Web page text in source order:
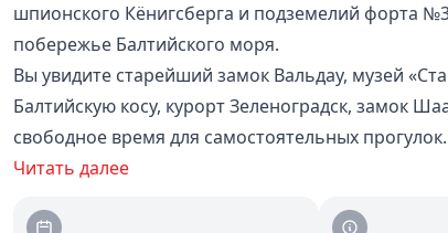
шпионского Кёнигсберга и подземелий форта
побережье Балтийского моря.
Вы увидите старейший замок Вальдау, музей
Балтийскую косу, курорт Зеленоградск, замок
свободное время для самостоятельных прогулок.
Читать далее